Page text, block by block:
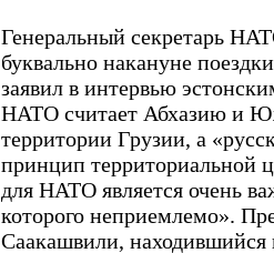
Генеральный секретарь
буквально накануне
заявил в интервью
НАТО считает Абхазию и
территории Грузии, а
принцип территориальной
для НАТО является очень
которого неприемлемо».
Саакашвили, находившийся